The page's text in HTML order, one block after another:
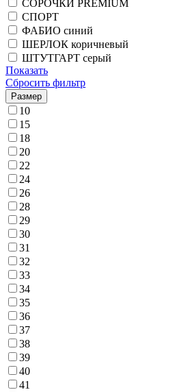
СОРОЧКИ PREMIUM
СПОРТ
ФАБИО синий
ШЕРЛОК коричневый
ШТУТГАРТ серый
Показать
Сбросить фильтр
Размер
10
15
18
20
22
24
26
28
29
30
31
32
33
34
35
36
37
38
39
40
41